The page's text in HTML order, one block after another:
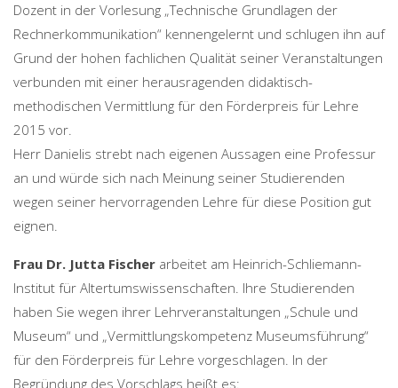
Dozent in der Vorlesung „Technische Grundlagen der
Rechnerkommunikation“ kennengelernt und schlugen ihn auf
Grund der hohen fachlichen Qualität seiner Veranstaltungen
verbunden mit einer herausragenden didaktisch-
methodischen Vermittlung für den Förderpreis für Lehre
2015 vor.
Herr Danielis strebt nach eigenen Aussagen eine Professur
an und würde sich nach Meinung seiner Studierenden
wegen seiner hervorragenden Lehre für diese Position gut
eignen.
Frau Dr. Jutta Fischer arbeitet am Heinrich-Schliemann-
Institut für Altertumswissenschaften. Ihre Studierenden
haben Sie wegen ihrer Lehrveranstaltungen „Schule und
Museum“ und „Vermittlungskompetenz Museumsführung“
für den Förderpreis für Lehre vorgeschlagen. In der
Begründung des Vorschlags heißt es: